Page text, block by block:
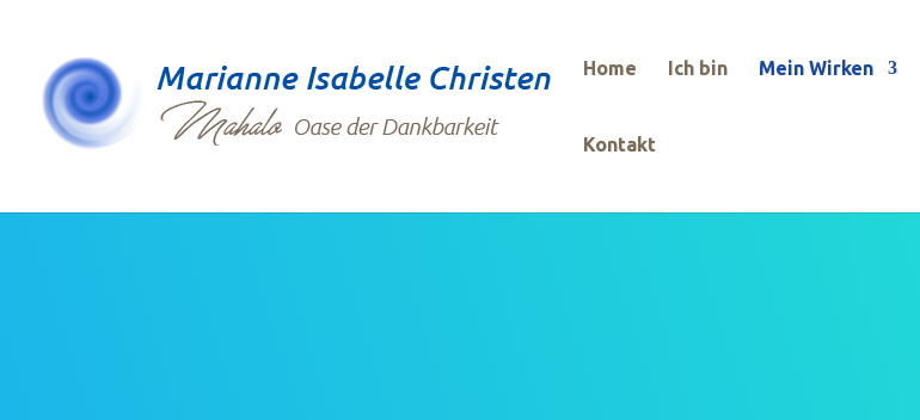
Home Ich bin Mein Wirken
Kontakt